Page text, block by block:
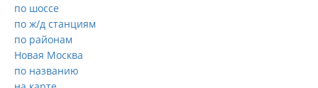
по шоссе
по ж/д станциям
по районам
Новая Москва
по названию